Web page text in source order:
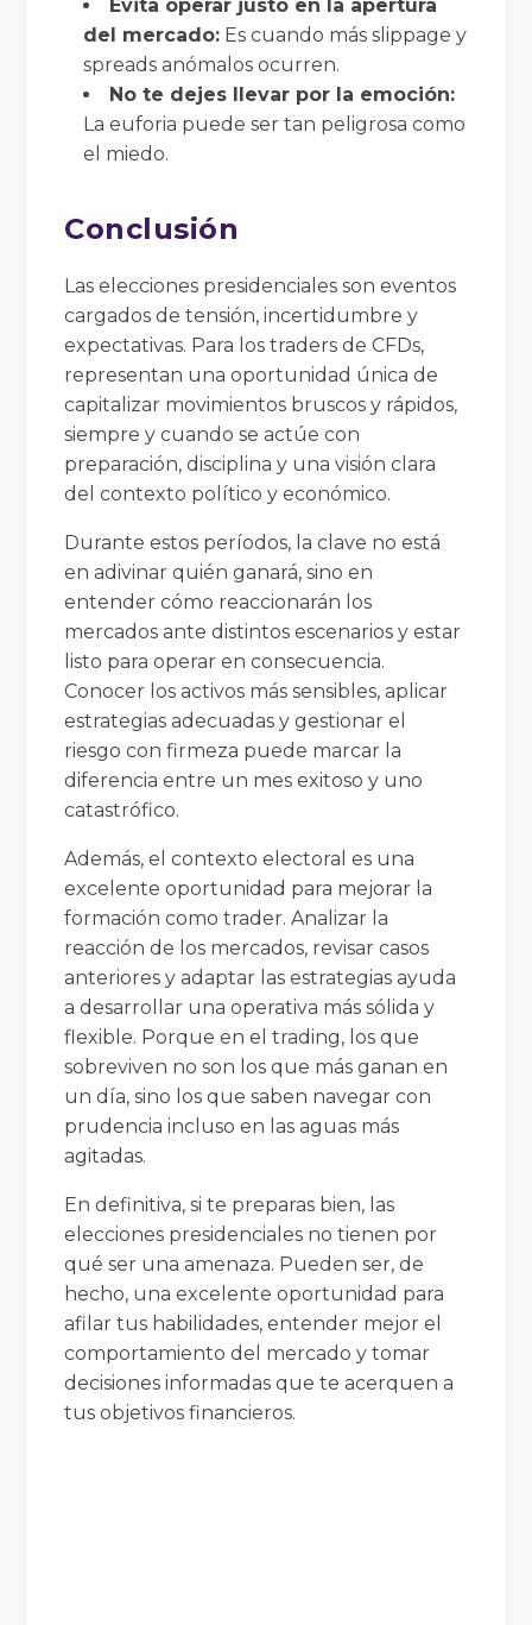
Evita operar justo en la apertura
del mercado: Es cuando más slippage y
spreads anómalos ocurren.
No te dejes llevar por la emoción:
La euforia puede ser tan peligrosa como
el miedo.
Conclusión
Las elecciones presidenciales son eventos
cargados de tensión, incertidumbre y
expectativas. Para los traders de CFDs,
representan una oportunidad única de
capitalizar movimientos bruscos y rápidos,
siempre y cuando se actúe con
preparación, disciplina y una visión clara
del contexto político y económico.
Durante estos períodos, la clave no está
en adivinar quién ganará, sino en
entender cómo reaccionarán los
mercados ante distintos escenarios y estar
listo para operar en consecuencia.
Conocer los activos más sensibles, aplicar
estrategias adecuadas y gestionar el
riesgo con firmeza puede marcar la
diferencia entre un mes exitoso y uno
catastrófico.
Además, el contexto electoral es una
excelente oportunidad para mejorar la
formación como trader. Analizar la
reacción de los mercados, revisar casos
anteriores y adaptar las estrategias ayuda
a desarrollar una operativa más sólida y
flexible. Porque en el trading, los que
sobreviven no son los que más ganan en
un día, sino los que saben navegar con
prudencia incluso en las aguas más
agitadas.
En definitiva, si te preparas bien, las
elecciones presidenciales no tienen por
qué ser una amenaza. Pueden ser, de
hecho, una excelente oportunidad para
afilar tus habilidades, entender mejor el
comportamiento del mercado y tomar
decisiones informadas que te acerquen a
tus objetivos financieros.